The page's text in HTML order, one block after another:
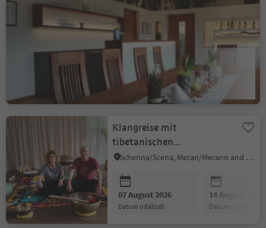
Guided wine cellar tour at
the organic vineyard
Gruberhof
Marlengo/Marling, Marling/Marlengo, Meran/Merano and environs
07 August 2026
datum události
14 August 2026
datum události
Klangreise mit
tibetanischen
Klangschalen
Schenna/Scena, Meran/Merano and environs
07 August 2026
datum události
14 August 2026
datum události